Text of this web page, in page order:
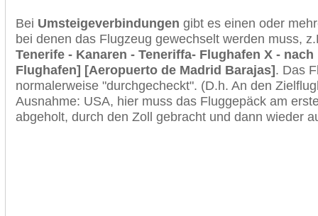
Bei Umsteigeverbindungen gibt es einen oder
bei denen das Flugzeug gewechselt werden muss,
Tenerife - Kanaren - Teneriffa- Flughafen X -
Flughafen] [Aeropuerto de Madrid Barajas]. Das
normalerweise "durchgecheckt". (D.h. An den
Ausnahme: USA, hier muss das Fluggepäck am
abgeholt, durch den Zoll gebracht und dann wieder